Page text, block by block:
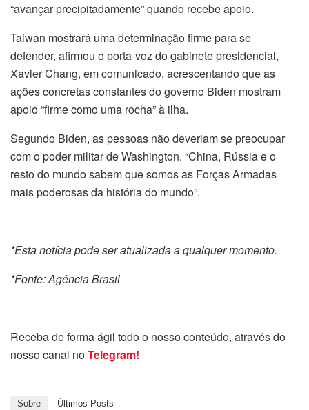
“avançar precipitadamente” quando recebe apoio.
Taiwan mostrará uma determinação firme para se
defender, afirmou o porta-voz do gabinete presidencial,
Xavier Chang, em comunicado, acrescentando que as
ações concretas constantes do governo Biden mostram
apoio “firme como uma rocha” à ilha.
Segundo Biden, as pessoas não deveriam se preocupar
com o poder militar de Washington. “China, Rússia e o
resto do mundo sabem que somos as Forças Armadas
mais poderosas da história do mundo”.
*Esta notícia pode ser atualizada a qualquer momento.
*Fonte: Agência Brasil
Receba de forma ágil todo o nosso conteúdo, através do
nosso canal noTelegram!
Sobre Últimos Posts